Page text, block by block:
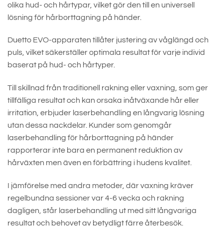
olika hud- och hårtypar, vilket gör den till en universell
lösning för hårborttagning på händer.
Duetto EVO-apparaten tillåter justering av våglängd och
puls, vilket säkerställer optimala resultat för varje individ
baserat på hud- och hårtyper.
Till skillnad från traditionell rakning eller vaxning, som ger
tillfälliga resultat och kan orsaka inåtväxande hår eller
irritation, erbjuder laserbehandling en långvarig lösning
utan dessa nackdelar. Kunder som genomgår
laserbehandling för hårborttagning på händer
rapporterar inte bara en permanent reduktion av
hårväxten men även en förbättring i hudens kvalitet.
I jämförelse med andra metoder, där vaxning kräver
regelbundna sessioner var 4-6 vecka och rakning
dagligen, står laserbehandling ut med sitt långvariga
resultat och behovet av betydligt färre återbesök.